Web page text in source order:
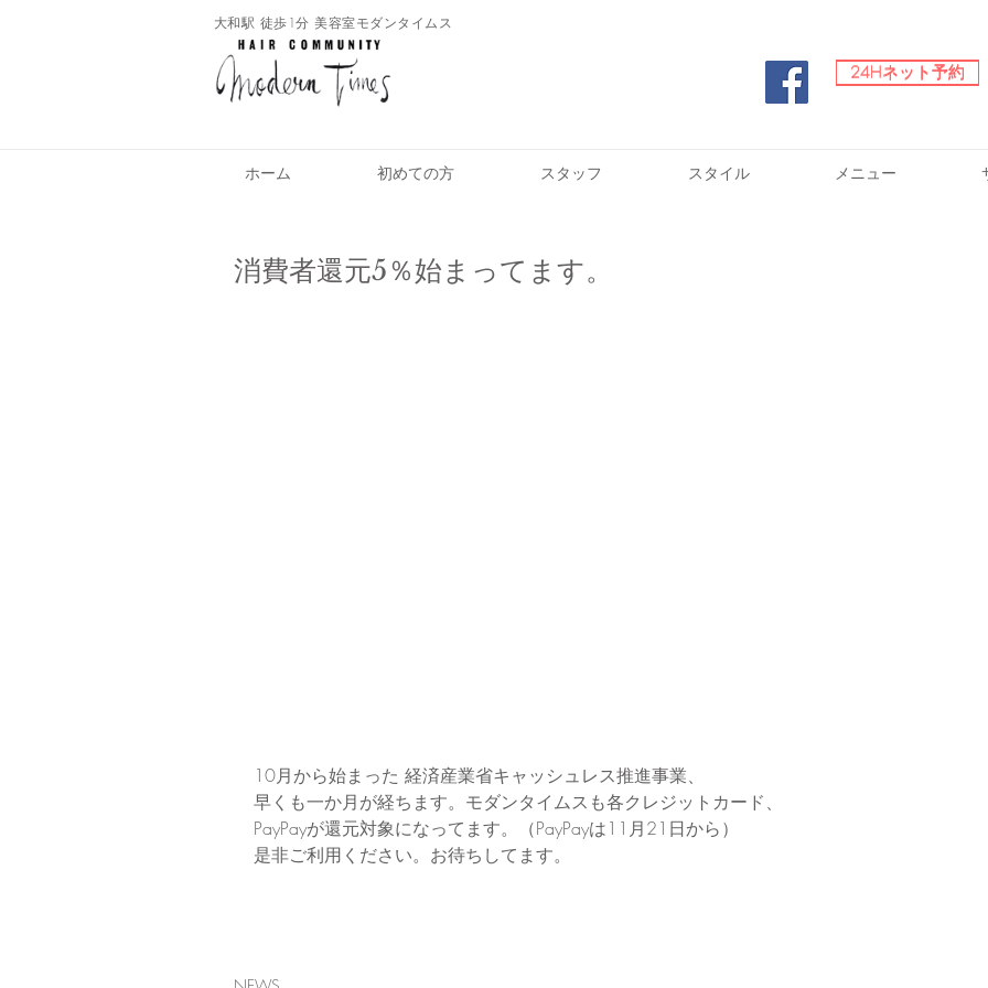
​大和駅 徒歩1分 美容室モダンタイムス
24Hネット予約
24Hネット予約
ホーム 初めての方 スタッフ スタイル メニュー
消費者還元5％始まってます。
10月から始まった 経済産業省キャッシュレス推進事業、
早くも一か月が経ちます。モダンタイムスも各クレジットカード、
PayPayが還元対象になってます。（PayPayは11月21日から）
是非ご利用ください。お待ちしてます。